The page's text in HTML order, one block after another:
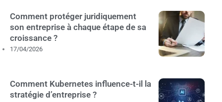
Comment protéger juridiquement
son entreprise à chaque étape de sa
croissance ?
17/04/2026
Comment Kubernetes influence-t-il la
stratégie d’entreprise ?